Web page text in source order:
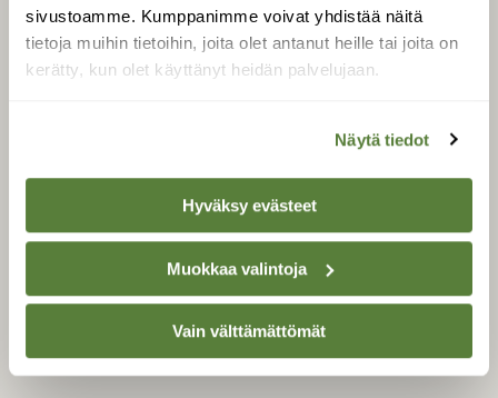
sivustoamme. Kumppanimme voivat yhdistää näitä
tietoja muihin tietoihin, joita olet antanut heille tai joita on
kerätty, kun olet käyttänyt heidän palvelujaan.
Näytä tiedot
Hyväksy evästeet
Muokkaa valintoja
Vain välttämättömät
SUOMEN LUONNON­
SUOJELU­LIITTO
Suomen Luonto -lehden
luonnonsuojelu­liitto.